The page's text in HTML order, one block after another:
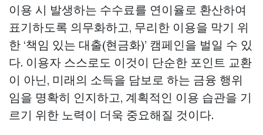
이용 시 발생하는 수수료를 연이율로 환산하여
표기하도록 의무화하고, 무리한 이용을 막기 위
한 ‘책임 있는 대출(현금화)’ 캠페인을 벌일 수 있
다. 이용자 스스로도 이것이 단순한 포인트 교환
이 아닌, 미래의 소득을 담보로 하는 금융 행위
임을 명확히 인지하고, 계획적인 이용 습관을 기
르기 위한 노력이 더욱 중요해질 것이다.